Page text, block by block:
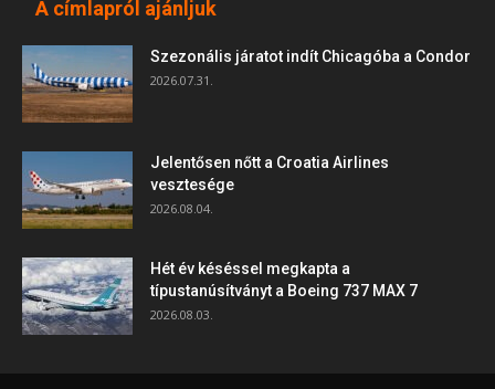
A címlapról ajánljuk
Szezonális járatot indít Chicagóba a Condor
2026.07.31.
Jelentősen nőtt a Croatia Airlines
vesztesége
2026.08.04.
Hét év késéssel megkapta a
típustanúsítványt a Boeing 737 MAX 7
2026.08.03.